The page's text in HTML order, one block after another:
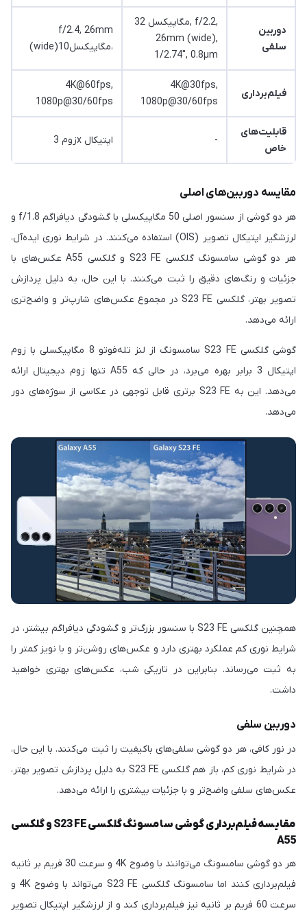
دوربین
سلفی
32 مگاپیکسل, f/2.2,
26mm (wide),
1/2.74", 0.8µm
f/2.4, 26mm
(wide)10مگاپیکسل،
فیلم‌برداری
4K@30fps,
1080p@30/60fps
4K@60fps,
1080p@30/60fps
قابلیت‌های
خاص
- زوم 3x اپتیکال
مقایسه دوربین‌های اصلی
هر دو گوشی از سنسور اصلی 50 مگاپیکسلی با گشودگی دیافراگم f/1.8 و
لرزشگیر اپتیکال تصویر (OIS) استفاده می‌کنند. در شرایط نوری ایده‌آل،
هر دو گوشی سامسونگ گلکسی S23 FE و گلکسی A55 عکس‌های با
جزئیات و رنگ‌های دقیق را ثبت می‌کنند. با این حال، به دلیل پردازش
تصویر بهتر، گلکسی S23 FE در مجموع عکس‌های شارپ‌تر و واضح‌تری
ارائه می‌دهد.
گوشی گلکسی S23 FE سامسونگ از لنز تله‌فوتو 8 مگاپیکسلی با زوم
اپتیکال 3 برابر بهره می‌برد، در حالی که A55 تنها زوم دیجیتال ارائه
می‌دهد. این به S23 FE برتری قابل توجهی در عکاسی از سوژه‌های دور
می‌دهد.
همچنین گلکسی S23 FE با سنسور بزرگ‌تر و گشودگی دیافراگم بیشتر، در
شرایط نوری کم عملکرد بهتری دارد و عکس‌های روشن‌تر و با نویز کمتر را
به ثبت می‌رساند. بنابراین در تاریکی شب، عکس‌های بهتری خواهید
داشت.
دوربین سلفی
در نور کافی، هر دو گوشی سلفی‌های باکیفیت را ثبت می‌کنند. با این حال،
در شرایط نوری کم، باز هم گلکسی S23 FE به دلیل پردازش تصویر بهتر،
عکس‌های سلفی واضح‌تر و با جزئیات بیشتری را ارائه می‌دهد.
مقایسه فیلم‌برداری گوشی سامسونگ گلکسی S23 FE و گلکسی
A55
هر دو گوشی سامسونگ می‌توانند با وضوح 4K و سرعت 30 فریم بر ثانیه
فیلم‌برداری کنند اما سامسونگ گلکسی S23 FE می‌تواند با وضوح 4K و
سرعت 60 فریم بر ثانیه نیز فیلم‌برداری کند و از لرزشگیر اپتیکال تصویر